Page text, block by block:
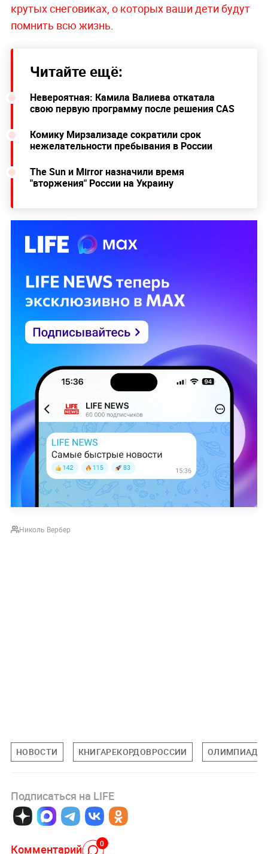
Публикация от Антон Пятовский (@pyatovskiy)
крутых снеговиках, о которых ваши дети будут
помнить всю жизнь.
Читайте ещё:
Невероятная: Камила Валиева откатала
свою первую программу после решения CAS
Комику Мирзализаде сократили срок
нежелательности пребывания в России
The Sun и Mirror назначили время
"вторжения" России на Украину
Николь Вербер
НОВОСТИ КНИГАРЕКОРДОВРОССИИ ОЛИМПИАДА
Подписаться на LIFE
Комментарий 0